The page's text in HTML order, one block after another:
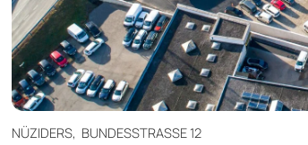
NÜZIDERS, BUNDESSTRASSE 12